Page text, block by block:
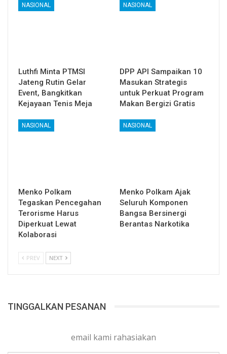
NASIONAL
Luthfi Minta PTMSI
Jateng Rutin Gelar
Event, Bangkitkan
Kejayaan Tenis Meja
NASIONAL
DPP API Sampaikan 10
Masukan Strategis
untuk Perkuat Program
Makan Bergizi Gratis
NASIONAL
Menko Polkam
Tegaskan Pencegahan
Terorisme Harus
Diperkuat Lewat
Kolaborasi
NASIONAL
Menko Polkam Ajak
Seluruh Komponen
Bangsa Bersinergi
Berantas Narkotika
PREV NEXT
TINGGALKAN PESANAN
email kami rahasiakan